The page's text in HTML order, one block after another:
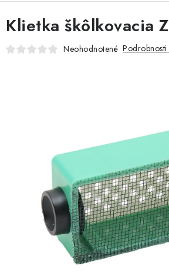
MATERSKÁ KAŠIČKA
MEDOVÉ DARČEKOVÉ SETY
VÝROBKY Z VOSKU
DOPLNKY KU VČELÍM PRODUKTOM
MEDOVÉ CUKROVINKY
Klietka škôlkovacia
Neohodnotené